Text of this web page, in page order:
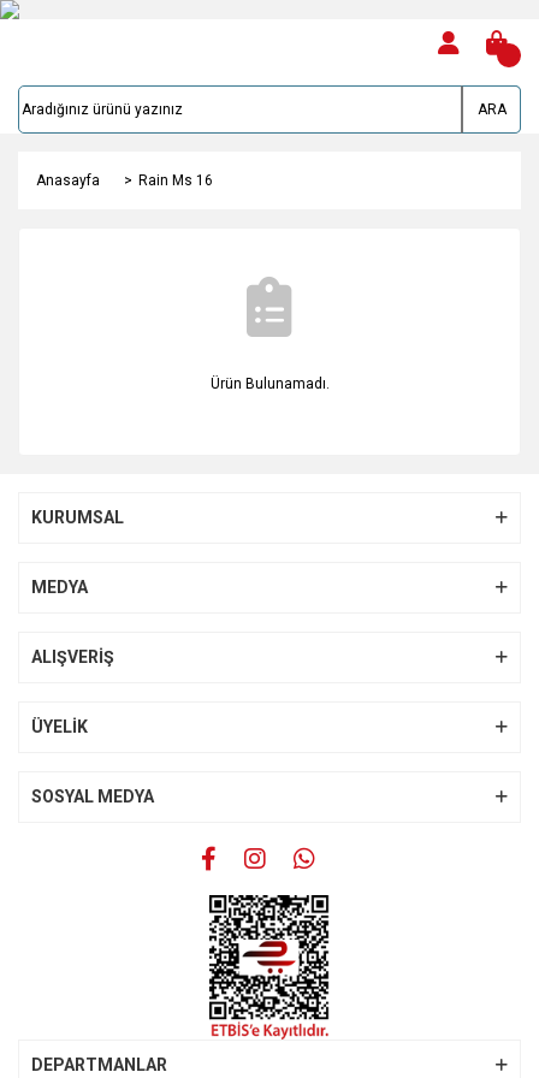
ARA
Anasayfa Rain Ms 16
Ürün Bulunamadı.
KURUMSAL
MEDYA
ALIŞVERİŞ
ÜYELİK
SOSYAL MEDYA
DEPARTMANLAR